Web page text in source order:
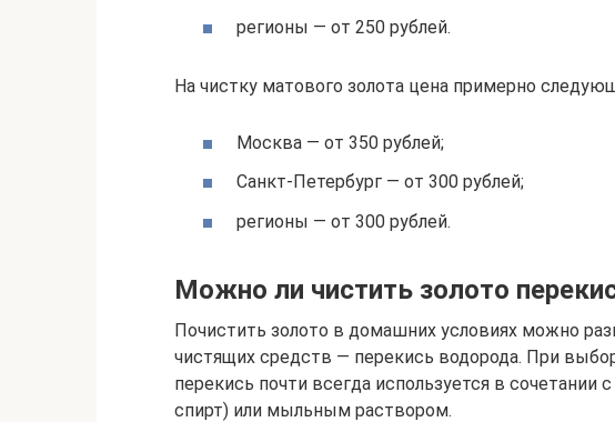
регионы — от 250 рублей.
На чистку матового золота цена примерно
Москва — от 350 рублей;
Санкт-Петербург — от 300 рублей;
регионы — от 300 рублей.
Можно ли чистить золото
Почистить золото в домашних условиях можно
чистящих средств — перекись водорода. При
перекись почти всегда используется в
спирт) или мыльным раствором.